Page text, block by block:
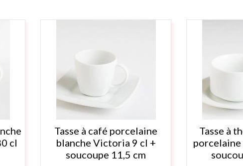
cl
Tasse à café porcelaine
blanche Victoria 9 cl +
soucoupe 11,5 cm
Tasse à
porcelaine